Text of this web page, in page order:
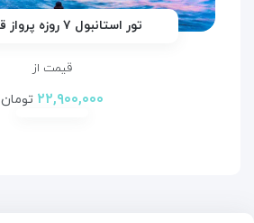
تور استانبول ۷ روزه پرواز قشم ایر
قیمت از
۲۲,۹۰۰,۰۰۰ تومان